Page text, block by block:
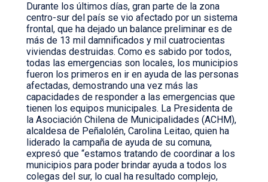
Durante los últimos días, gran parte de la zona
centro-sur del país se vio afectado por un sistema
frontal, que ha dejado un balance preliminar es de
más de 13 mil damnificados y mil cuatrocientas
viviendas destruidas. Como es sabido por todos,
todas las emergencias son locales, los municipios
fueron los primeros en ir en ayuda de las personas
afectadas, demostrando una vez más las
capacidades de responder a las emergencias que
tienen los equipos municipales. La Presidenta de
la Asociación Chilena de Municipalidades (ACHM),
alcaldesa de Peñalolén, Carolina Leitao, quien ha
liderado la campaña de ayuda de su comuna,
expresó que “estamos tratando de coordinar a los
municipios para poder brindar ayuda a todos los
colegas del sur, lo cual ha resultado complejo,